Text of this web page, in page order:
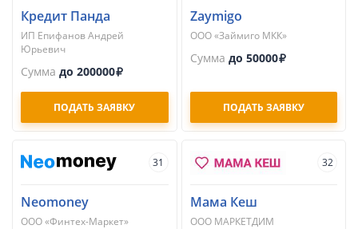
Кредит Панда
ИП Епифанов Андрей
Юрьевич
Сумма до 200000
ПОДАТЬ ЗАЯВКУ
Zaymigo
ООО «Займиго МКК»
Сумма до 50000
ПОДАТЬ ЗАЯВКУ
31
Neomoney
ООО «Финтех-Маркет»
32
Мама Кеш
ООО МАРКЕТДИМ